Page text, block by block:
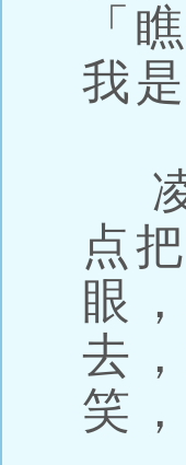
「
我
凌
点
眼
去
笑